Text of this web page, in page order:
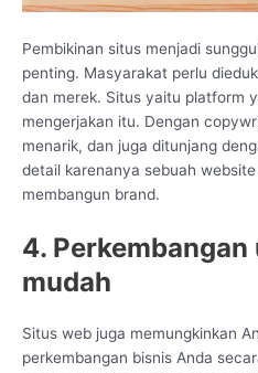
Pembikinan situs menjadi
penting. Masyarakat perlu
dan merek. Situs yaitu platform
mengerjakan itu. Dengan
menarik, dan juga ditunjang
detail karenanya sebuah
membangun brand.
4. Perkembangan
mudah
Situs web juga memungkinkan
perkembangan bisnis Anda